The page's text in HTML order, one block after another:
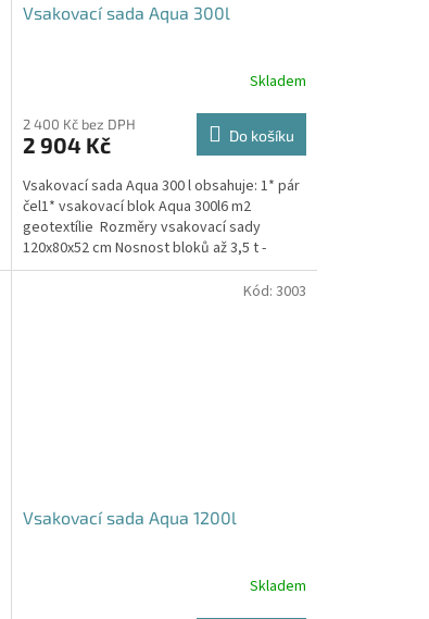
Vsakovací sada Aqua 300l
produktu
je
z
5
hvězdiček.
Skladem
2 400 Kč bez DPH
2 904 Kč Do košíku
Vsakovací sada Aqua 300 l obsahuje: 1* pár
čel1* vsakovací blok Aqua 300l6 m2
geotextílie Rozměry vsakovací sady
120x80x52 cm Nosnost bloků až 3,5 t -
možno umístit pod...
Vsakovací sada Aqua 1200l
Skladem
Kód: 3003